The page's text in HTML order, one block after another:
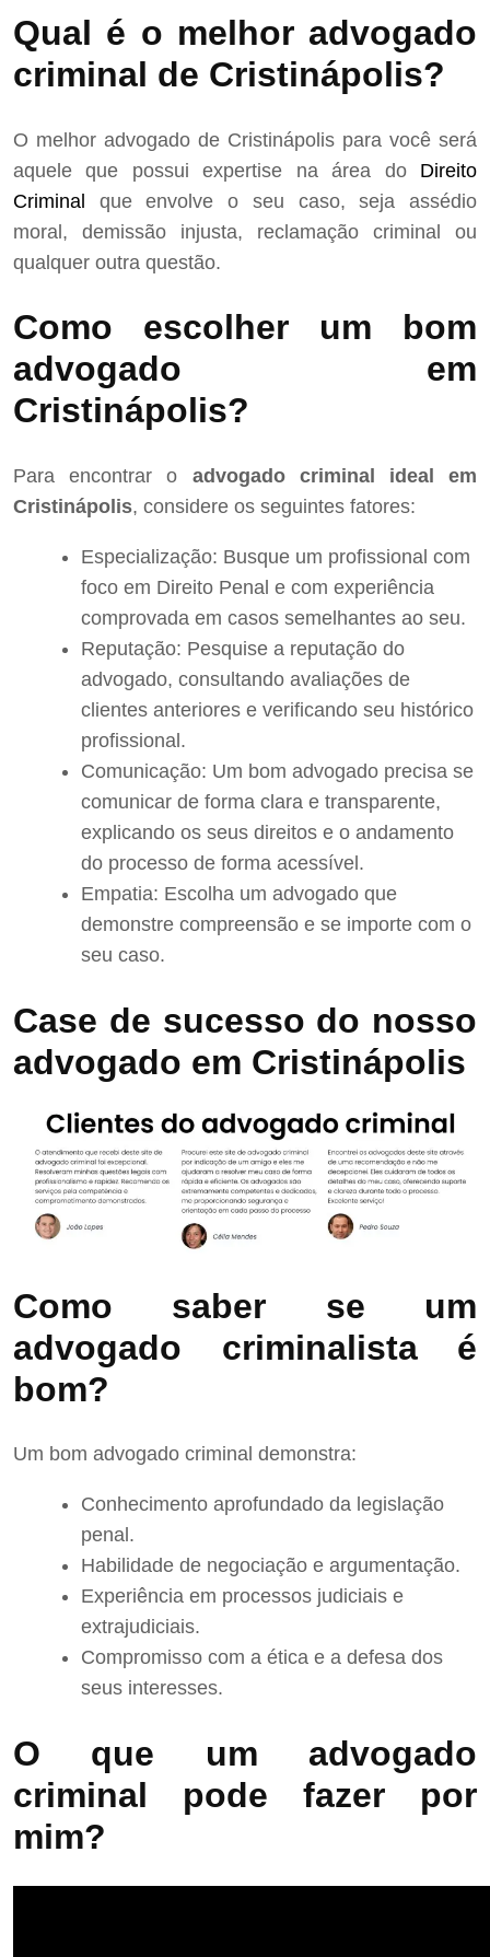
Qual é o melhor advogado
criminal de Cristinápolis?
O melhor advogado de Cristinápolis para você será
aquele que possui expertise na área do Direito
Criminal que envolve o seu caso, seja assédio
moral, demissão injusta, reclamação criminal ou
qualquer outra questão.
Como escolher um bom
advogado em
Cristinápolis?
Para encontrar o advogado criminal ideal em
Cristinápolis, considere os seguintes fatores:
Especialização: Busque um profissional com
foco em Direito Penal e com experiência
comprovada em casos semelhantes ao seu.
Reputação: Pesquise a reputação do
advogado, consultando avaliações de
clientes anteriores e verificando seu histórico
profissional.
Comunicação: Um bom advogado precisa se
comunicar de forma clara e transparente,
explicando os seus direitos e o andamento
do processo de forma acessível.
Empatia: Escolha um advogado que
demonstre compreensão e se importe com o
seu caso.
Case de sucesso do nosso
advogado em Cristinápolis
Como saber se um
advogado criminalista é
bom?
Um bom advogado criminal demonstra:
Conhecimento aprofundado da legislação
penal.
Habilidade de negociação e argumentação.
Experiência em processos judiciais e
extrajudiciais.
Compromisso com a ética e a defesa dos
seus interesses.
O que um advogado
criminal pode fazer por
mim?